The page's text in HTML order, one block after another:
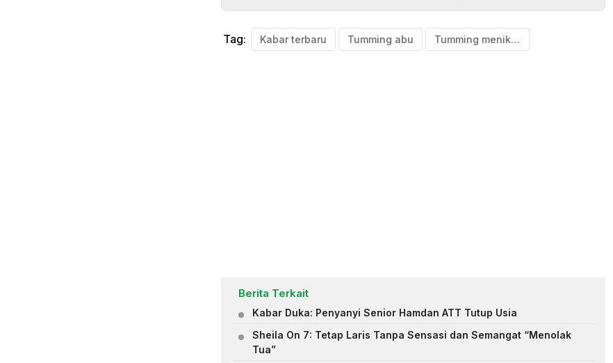
Tag: Kabar terbaru Tumming abu Tumming menikah
Berita Terkait
Kabar Duka: Penyanyi Senior Hamdan ATT Tutup Usia
Sheila On 7: Tetap Laris Tanpa Sensasi dan Semangat “Menolak
Tua”